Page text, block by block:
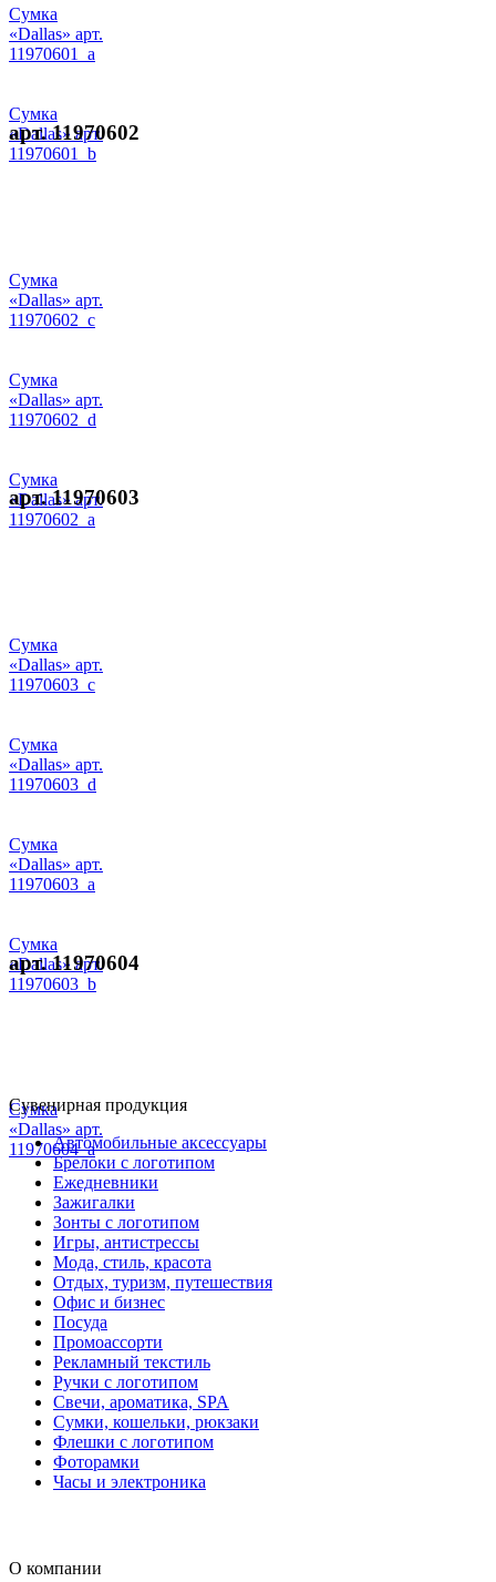
Сумка
«Dallas» арт.
11970601_a
Сумка
«Dallas» арт.
11970601_b
арт. 11970602
Сумка
«Dallas» арт.
11970602_c
Сумка
«Dallas» арт.
11970602_d
Сумка
«Dallas» арт.
11970602_a
арт. 11970603
Сумка
«Dallas» арт.
11970603_c
Сумка
«Dallas» арт.
11970603_d
Сумка
«Dallas» арт.
11970603_a
Сумка
«Dallas» арт.
11970603_b
арт. 11970604
Сумка
«Dallas» арт.
11970604_a
Сувенирная продукция
Автомобильные аксессуары
Брелоки с логотипом
Ежедневники
Зажигалки
Зонты с логотипом
Игры, антистрессы
Мода, стиль, красота
Отдых, туризм, путешествия
Офис и бизнес
Посуда
Промоассорти
Рекламный текстиль
Ручки с логотипом
Свечи, ароматика, SPA
Сумки, кошельки, рюкзаки
Флешки с логотипом
Фоторамки
Часы и электроника
О компании